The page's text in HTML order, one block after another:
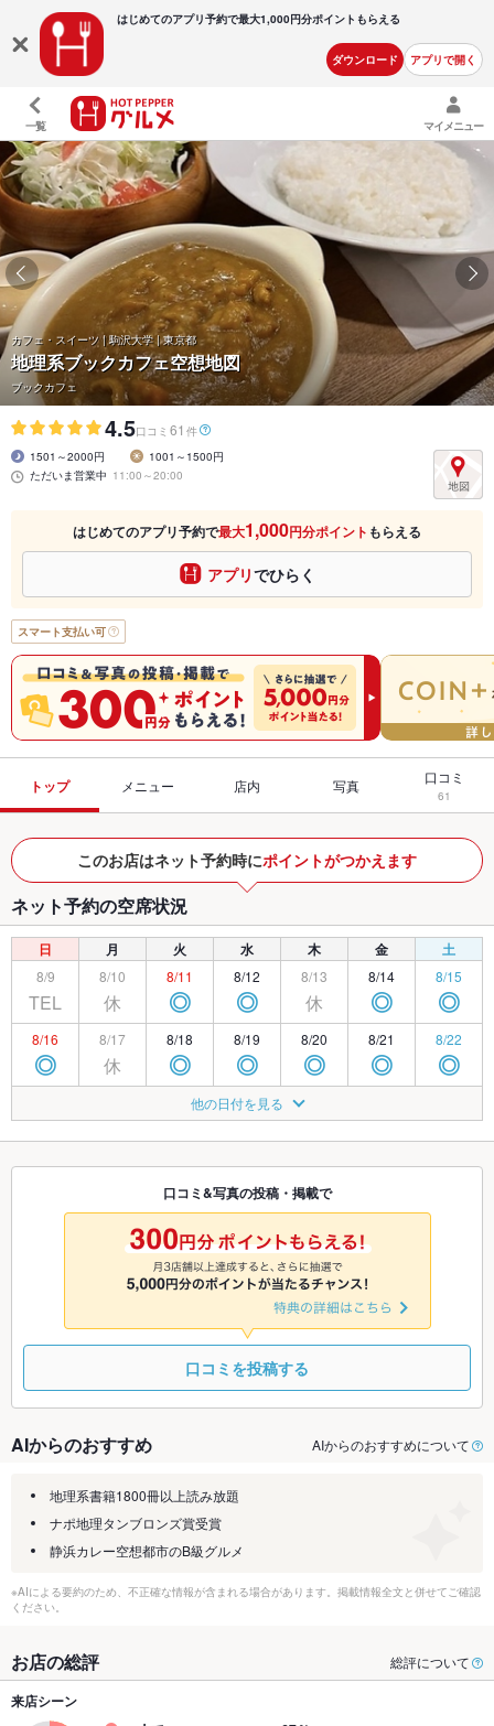
はじめてのアプリ予約で最大1,000円分ポイントもらえる
ダウンロード アプリで開く
一覧 マイメニュー
カフェ・スイーツ | 駒沢大学 | 東京都
地理系ブックカフェ空想地図
ブックカフェ
4.5口コミ 61 件
1501～2000円
1001～1500円
ただいま営業中 11:00～20:00
はじめてのアプリ予約で最大1,000円分ポイント もらえる
アプリでひらく
スマート支払い可
トップ メニュー 店内 写真 口コミ
61
このお店はネット予約時にポイントがつかえます
ネット予約の空席状況
日 月 火 水 木 金 土
8/9
TEL
8/10
休
8/11
◎
8/12
◎
8/13
休
8/14
◎
8/15
◎
8/16
◎
8/17
休
8/18
◎
8/19
◎
8/20
◎
8/21
◎
8/22
◎
◎ 休
8/25
◎
8/26
◎
8/27
◎ ◎ ◎
8/30 8/31 9/1
◎
9/2
◎
9/3
◎
9/4 9/5
9/8
◎ ◎ ◎ ◎
他の日付を見る
口コミ&写真の投稿・掲載で
口コミを投稿する
AIからのおすすめ AIからのおすすめについて
地理系書籍1800冊以上読み放題
ナポ地理タンブロンズ賞受賞
静浜カレー空想都市のB級グルメ
※AIによる要約のため、不正確な情報が含まれる場合があります。掲載情報全文と併せてご確認
ください。
お店の総評 総評について
来店シーン